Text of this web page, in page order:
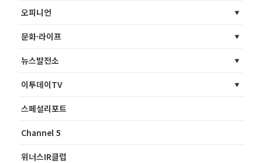
오피니언
문화·라이프
뉴스발전소
이투데이TV
스페셜리포트
Channel 5
위너스IR클럽